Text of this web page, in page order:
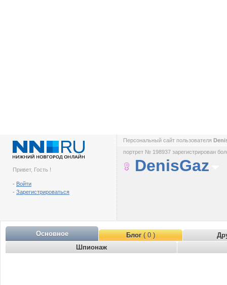
Привет, Гость !
- Войти
- Зарегистрироваться
Персональный сайт пользователя
портрет № 198937 зарегистрирован
DenisGaz
Основное Блог( 0 )
Шпионаж